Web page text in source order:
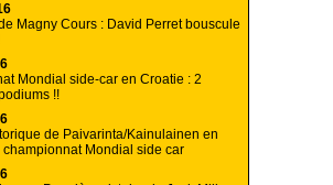
Magny Cours : David Perret bouscule
Mondial side-car en Croatie : 2
!!
de Paivarinta/Kainulainen en
championnat Mondial side car